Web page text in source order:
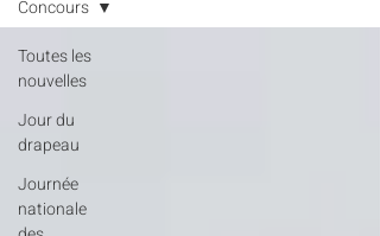
Toutes les
nouvelles
Jour du
drapeau
Journée
nationale
Concours